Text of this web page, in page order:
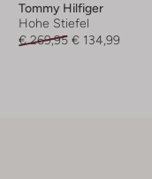
Tommy Hilfiger
Hohe Stiefel
€ 269,95 € 134,99